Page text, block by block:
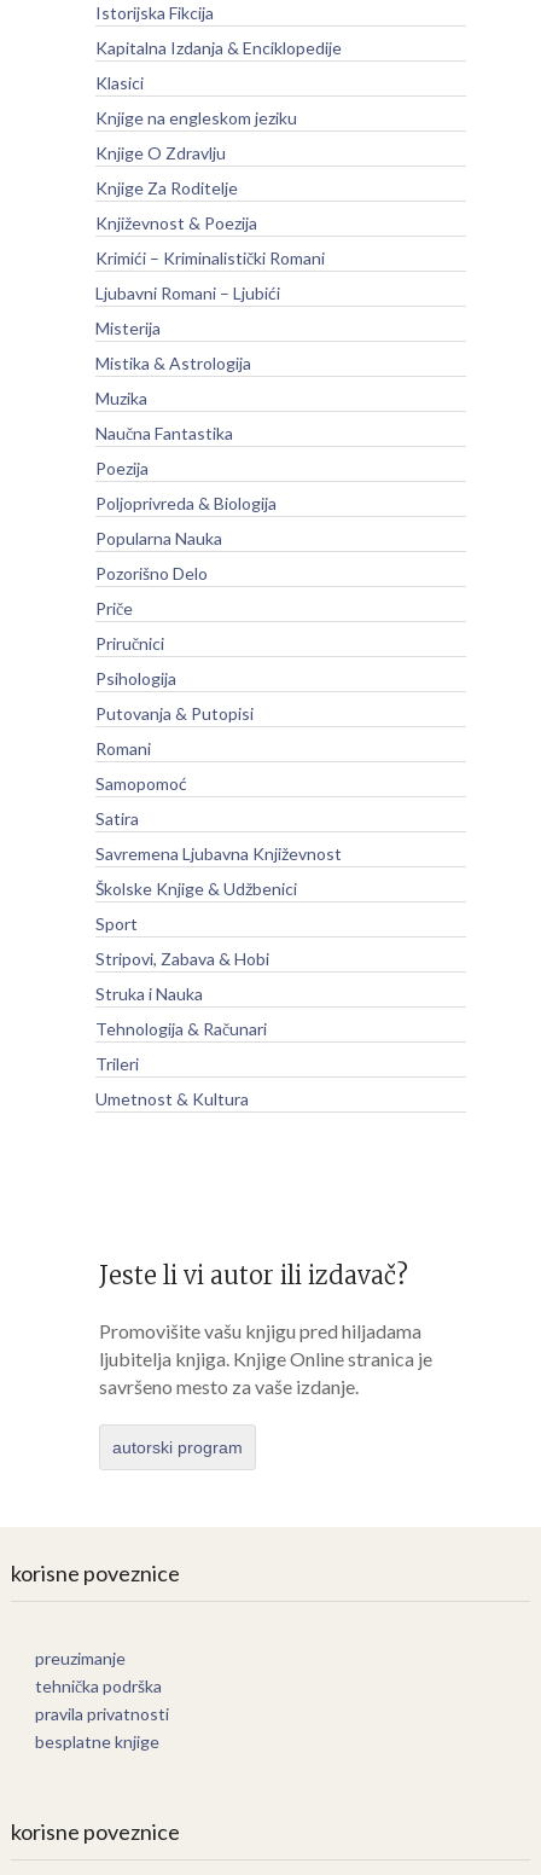
Istorijska Fikcija
Kapitalna Izdanja & Enciklopedije
Klasici
Knjige na engleskom jeziku
Knjige O Zdravlju
Knjige Za Roditelje
Književnost & Poezija
Krimići – Kriminalistički Romani
Ljubavni Romani – Ljubići
Misterija
Mistika & Astrologija
Muzika
Naučna Fantastika
Poezija
Poljoprivreda & Biologija
Popularna Nauka
Pozorišno Delo
Priče
Priručnici
Psihologija
Putovanja & Putopisi
Romani
Samopomoć
Satira
Savremena Ljubavna Književnost
Školske Knjige & Udžbenici
Sport
Stripovi, Zabava & Hobi
Struka i Nauka
Tehnologija & Računari
Trileri
Umetnost & Kultura
Jeste li vi autor ili izdavač?
Promovišite vašu knjigu pred hiljadama
ljubitelja knjiga. Knjige Online stranica je
savršeno mesto za vaše izdanje.
autorski program
korisne poveznice
preuzimanje
tehnička podrška
pravila privatnosti
besplatne knjige
korisne poveznice